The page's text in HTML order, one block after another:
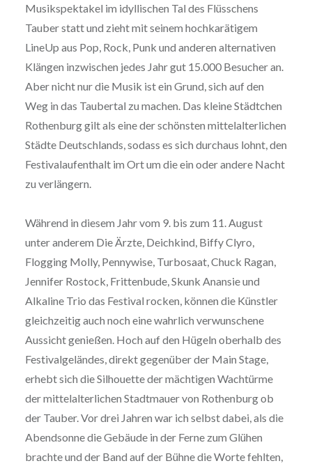
Musikspektakel im idyllischen Tal des Flüsschens
Tauber statt und zieht mit seinem hochkarätigem
LineUp aus Pop, Rock, Punk und anderen alternativen
Klängen inzwischen jedes Jahr gut 15.000 Besucher an.
Aber nicht nur die Musik ist ein Grund, sich auf den
Weg in das Taubertal zu machen. Das kleine Städtchen
Rothenburg gilt als eine der schönsten mittelalterlichen
Städte Deutschlands, sodass es sich durchaus lohnt, den
Festivalaufenthalt im Ort um die ein oder andere Nacht
zu verlängern.
Während in diesem Jahr vom 9. bis zum 11. August
unter anderem Die Ärzte, Deichkind, Biffy Clyro,
Flogging Molly, Pennywise, Turbosaat, Chuck Ragan,
Jennifer Rostock, Frittenbude, Skunk Anansie und
Alkaline Trio das Festival rocken, können die Künstler
gleichzeitig auch noch eine wahrlich verwunschene
Aussicht genießen. Hoch auf den Hügeln oberhalb des
Festivalgeländes, direkt gegenüber der Main Stage,
erhebt sich die Silhouette der mächtigen Wachtürme
der mittelalterlichen Stadtmauer von Rothenburg ob
der Tauber. Vor drei Jahren war ich selbst dabei, als die
Abendsonne die Gebäude in der Ferne zum Glühen
brachte und der Band auf der Bühne die Worte fehlten,